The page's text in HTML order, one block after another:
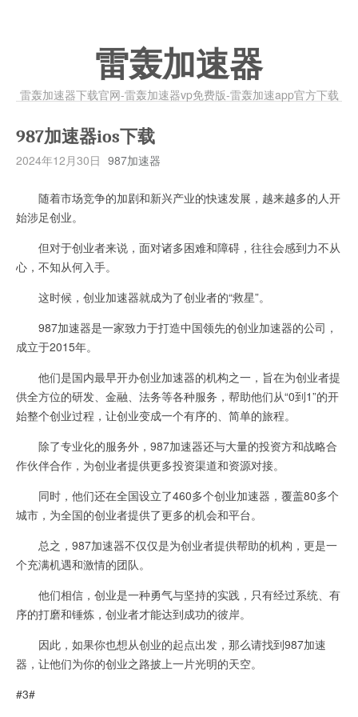
雷轰加速器
雷轰加速器下载官网-雷轰加速器vp免费版-雷轰加速app官方下载
987加速器ios下载
2024年12月30日 987加速器
随着市场竞争的加剧和新兴产业的快速发展，越来越多的人开
始涉足创业。
但对于创业者来说，面对诸多困难和障碍，往往会感到力不从
心，不知从何入手。
这时候，创业加速器就成为了创业者的“救星”。
987加速器是一家致力于打造中国领先的创业加速器的公司，
成立于2015年。
他们是国内最早开办创业加速器的机构之一，旨在为创业者提
供全方位的研发、金融、法务等各种服务，帮助他们从“0到1”的开
始整个创业过程，让创业变成一个有序的、简单的旅程。
除了专业化的服务外，987加速器还与大量的投资方和战略合
作伙伴合作，为创业者提供更多投资渠道和资源对接。
同时，他们还在全国设立了460多个创业加速器，覆盖80多个
城市，为全国的创业者提供了更多的机会和平台。
总之，987加速器不仅仅是为创业者提供帮助的机构，更是一
个充满机遇和激情的团队。
他们相信，创业是一种勇气与坚持的实践，只有经过系统、有
序的打磨和锤炼，创业者才能达到成功的彼岸。
因此，如果你也想从创业的起点出发，那么请找到987加速
器，让他们为你的创业之路披上一片光明的天空。
#3#